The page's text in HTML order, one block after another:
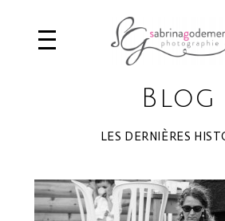
Blog
LES DERNIÈRES